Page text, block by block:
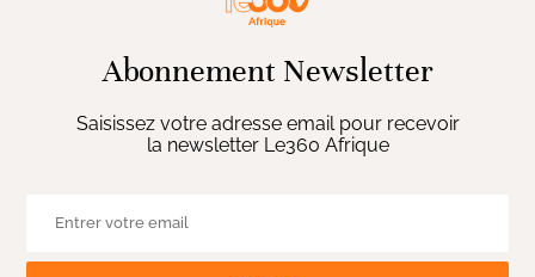
Abonnement Newsletter
Saisissez votre adresse email pour recevoir
la newsletter Le360 Afrique